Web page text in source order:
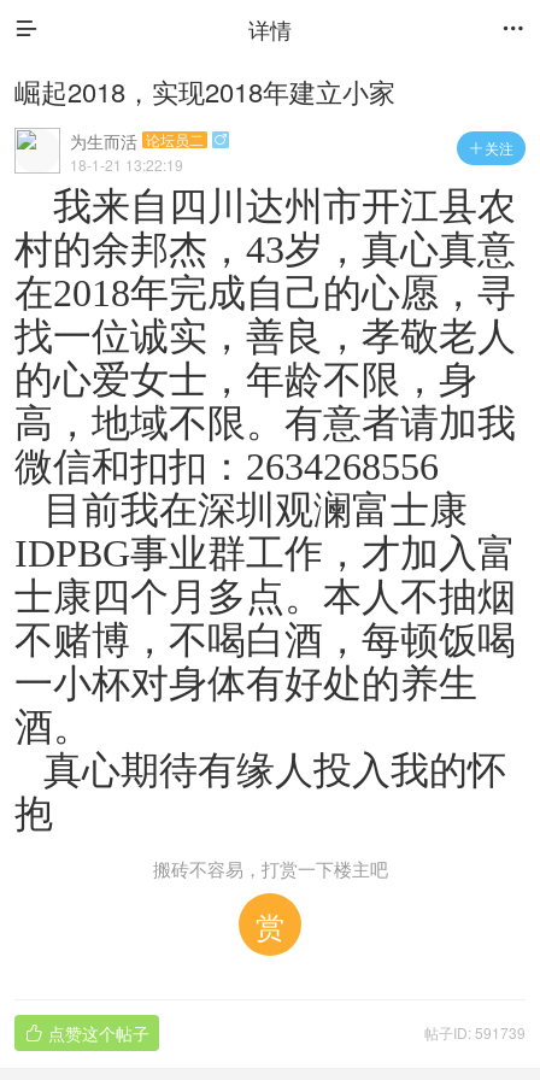
 详情 
崛起2018，实现2018年建立小家
 关注
为生而活 论坛员二 
18-1-21 13:22:19
我来自四川达州市开江县农
村的余邦杰，43岁，真心真意
在2018年完成自己的心愿，寻
找一位诚实，善良，孝敬老人
的心爱女士，年龄不限，身
高，地域不限。有意者请加我
微信和扣扣：2634268556
目前我在深圳观澜富士康
IDPBG事业群工作，才加入富
士康四个月多点。本人不抽烟
不赌博，不喝白酒，每顿饭喝
一小杯对身体有好处的养生
酒。
真心期待有缘人投入我的怀
抱
搬砖不容易，打赏一下楼主吧
赏
帖子ID: 591739
 点赞这个帖子